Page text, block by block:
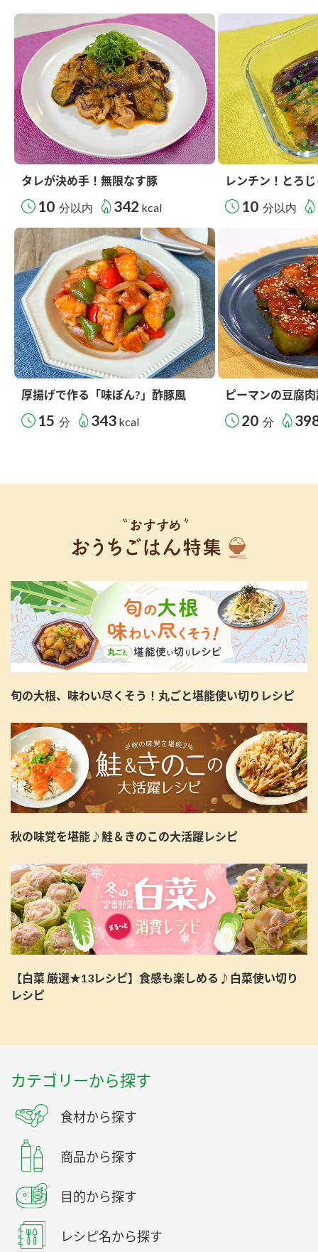
タレが決め手！無限なす豚
10 分以内 342 kcal
レンチン！とろ
10 分以内
厚揚げで作る「味ぽん?」酢豚風
15 分 343 kcal
ピーマンの豆腐
20 分
旬の大根、味わい尽くそう！丸ごと堪能使い切りレシピ
秋の味覚を堪能♪鮭＆きのこの大活躍レシピ
【白菜 厳選★13レシピ】食感も楽しめる♪白菜使い切り
レシピ
カテゴリーから探す
食材から探す
商品から探す
目的から探す
レシピ名から探す